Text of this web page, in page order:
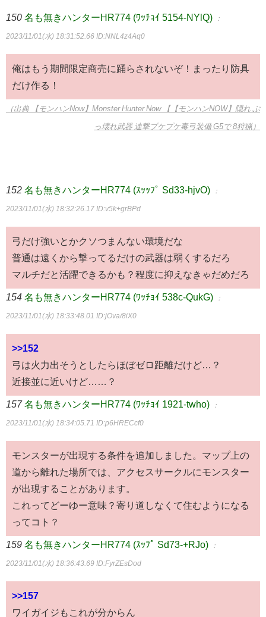
150 名も無きハンターHR774 (ﾜｯﾁｮｲ 5154-NYlQ) ：
2023/11/01(水) 18:31:52.66 ID:NNL4z4Aq0
俺はもう期間限定商売に踊らされないぞ！まったり防具
だけ作る！
（出典 【モンハンNow】Monster Hunter Now 【【モンハンNOW】隠れ ぶ
っ壊れ武器 連撃プケプケ毒弓装備 G5で 8狩猟）
152 名も無きハンターHR774 (ｽｯｯﾌﾟ Sd33-hjvO) ：
2023/11/01(水) 18:32:26.17 ID:v5k+grBPd
弓だけ強いとかクソつまんない環境だな
普通は遠くから撃ってるだけの武器は弱くするだろ
マルチだと活躍できるかも？程度に抑えなきゃだめだろ
154 名も無きハンターHR774 (ﾜｯﾁｮｲ 538c-QukG) ：
2023/11/01(水) 18:33:48.01 ID:jOva/8iX0
>>152
弓は火力出そうとしたらほぼゼロ距離だけど…？
近接並に近いけど……？
157 名も無きハンターHR774 (ﾜｯﾁｮｲ 1921-twho) ：
2023/11/01(水) 18:34:05.71 ID:p6HRECcf0
モンスターが出現する条件を追加しました。マップ上の
道から離れた場所では、アクセスサークルにモンスター
が出現することがあります。
これってどーゆー意味？寄り道しなくて住むようになる
ってコト？
159 名も無きハンターHR774 (ｽｯﾌﾟ Sd73-+RJo) ：
2023/11/01(水) 18:36:43.69 ID:FyrZEsDod
>>157
ワイガイジもこれが分からん